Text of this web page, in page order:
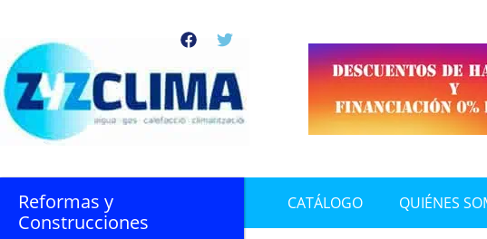
contenido
F
c
e
b
o
T
i
t
t
e
CATÁLOGO QUIÉNES
Reformas y
Construcciones